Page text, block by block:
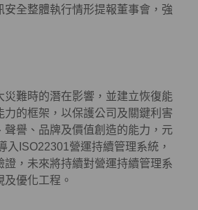
安全整體執行情形提報董事會，強
災難時的潛在影響，並建立恢復能
力的框架，以保護公司及關鍵利害
聲譽、品牌及價值創造的能力，元
入ISO22301營運持續管理系統，
證，未來將持續對營運持續管理系
優化工程。